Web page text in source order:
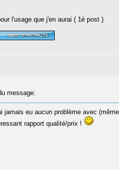
l'usage que j'en aurai ( 1è post )
message:
jamais eu aucun problème avec
rapport qualité/prix !